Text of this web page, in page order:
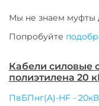
Мы не знаем муфты
Попробуйте
Кабели силовые
полиэтилена 20
ПвБПнг(A)-HF - 20кВ